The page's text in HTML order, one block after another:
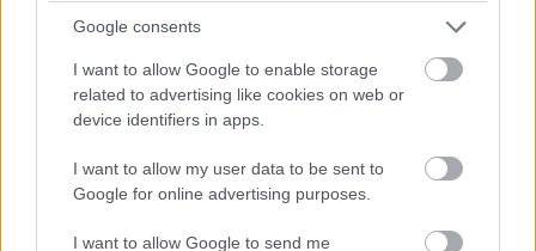
Google consents
I want to allow Google to enable storage
related to advertising like cookies on web or
device identifiers in apps.
I want to allow my user data to be sent to
Google for online advertising purposes.
I want to allow Google to send me